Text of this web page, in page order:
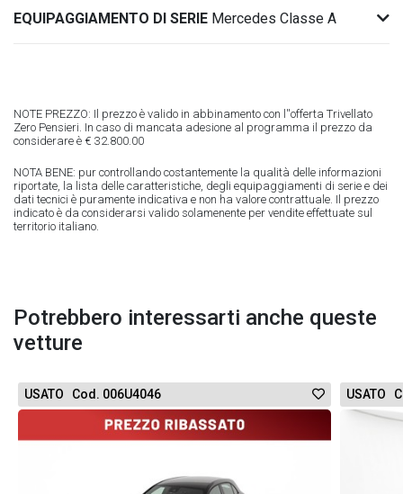
EQUIPAGGIAMENTO DI SERIE Mercedes Classe A
NOTE PREZZO: Il prezzo è valido in abbinamento con l''offerta Trivellato
Zero Pensieri. In caso di mancata adesione al programma il prezzo da
considerare è € 32.800.00
NOTA BENE: pur controllando costantemente la qualità delle informazioni
riportate, la lista delle caratteristiche, degli equipaggiamenti di serie e dei
dati tecnici è puramente indicativa e non ha valore contrattuale. Il prezzo
indicato è da considerarsi valido solamenente per vendite effettuate sul
territorio italiano.
Potrebbero interessarti anche queste
vetture
USATO Cod. 006U4046 USATO